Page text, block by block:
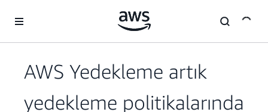
AWS Yedekleme artık
yedekleme politikalarında